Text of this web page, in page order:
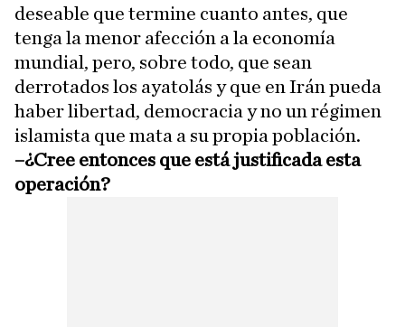
deseable que termine cuanto antes, que
tenga la menor afección a la economía
mundial, pero, sobre todo, que sean
derrotados los ayatolás y que en Irán pueda
haber libertad, democracia y no un régimen
islamista que mata a su propia población.
–¿Cree entonces que está justificada esta
operación?